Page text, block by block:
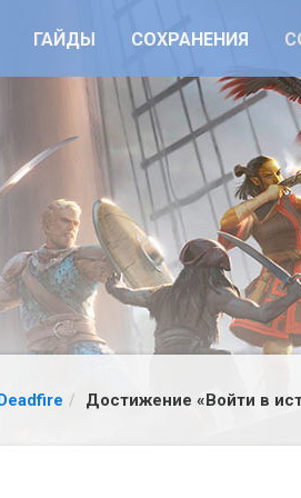
ГАЙДЫ СОХРАНЕНИЯ
Достижение «Войти в